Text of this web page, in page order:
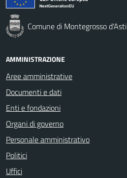
Comune di Montegrosso d'Asti
AMMINISTRAZIONE
Aree amministrative
Documenti e dati
Enti e fondazioni
Organi di governo
Personale amministrativo
Politici
Uffici